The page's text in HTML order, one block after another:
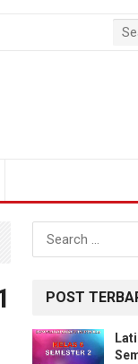
Search
for:
POST